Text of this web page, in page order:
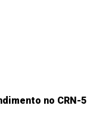
no CRN-5